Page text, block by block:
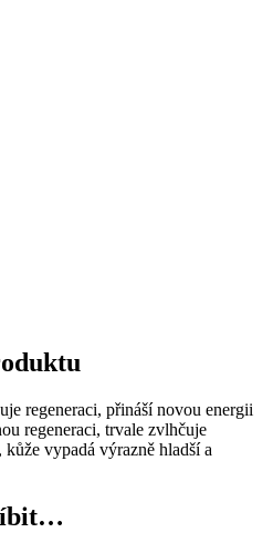
regeneraci, přináší novou energii
regeneraci, trvale zvlhčuje
vypadá výrazně hladší a